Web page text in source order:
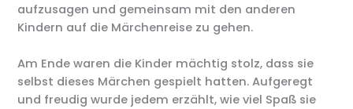
aufzusagen und gemeinsam mit den anderen
Kindern auf die Märchenreise zu gehen.
Am Ende waren die Kinder mächtig stolz, dass sie
selbst dieses Märchen gespielt hatten. Aufgeregt
und freudig wurde jedem erzählt, wie viel Spaß sie